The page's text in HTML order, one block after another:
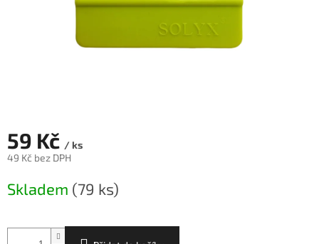
59 Kč / ks
49 Kč bez DPH
cena:
Skladem (79 ks)